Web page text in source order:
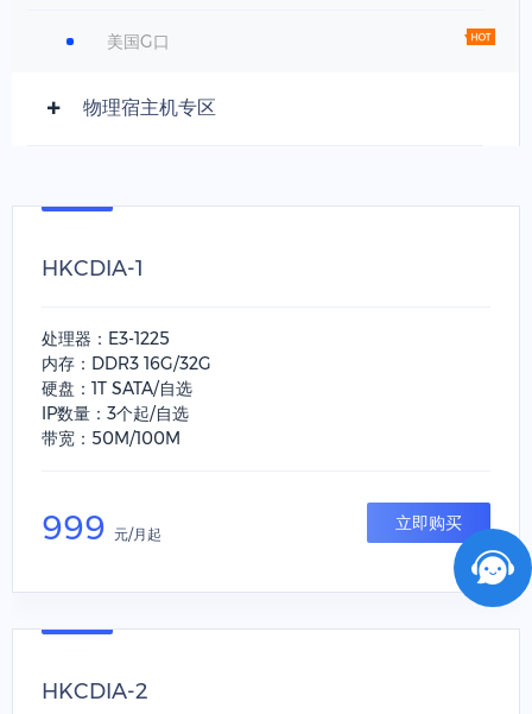
美国G口
物理宿主机专区
HKCDIA-1
处理器：E3-1225
内存：DDR3 16G/32G
硬盘：1T SATA/自选
IP数量：3个起/自选
带宽：50M/100M
999 元/月起
立即购买
HKCDIA-2